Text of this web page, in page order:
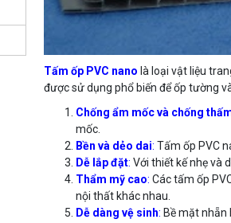
Tấm ốp PVC nano là loại vật liệu
được sử dụng phổ biến để ốp tường
Chống ẩm mốc và chống
mốc.
Bền và dẻo dai: Tấm ốp PVC
Dễ lắp đặt: Với thiết kế nhẹ và
Thẩm mỹ cao: Các tấm ốp
nội thất khác nhau.
Dễ dàng vệ sinh: Bề mặt nhẵn